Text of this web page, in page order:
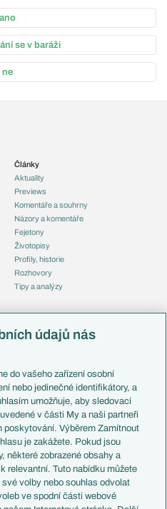
ano
se v baráži
ne
Články
Aktuality
Previews
Komentáře a souhrny
Názory a komentáře
Fejetony
Životopisy
Profily, historie
Rozhovory
Tipy a analýzy
Česko
Francie
Itálie
Německo
Španělsko
Argentina
Brazílie
Přestupy
Zápasy
Livescore
údajů nás
do vašeho zařízení osobní
nebo jedinečné identifikátory, a
umožňuje, aby sledovací
v části My a naši partneři
poskytování. Výběrem Zamítnout
je zakážete. Pokud jsou
některé zobrazené obsahy a
relevantní. Tuto nabídku můžete
volby nebo souhlas odvolat
ve spodní části webové